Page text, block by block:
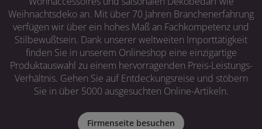
Weihnachtsdeko an. Mit über 70 Jahren Branchenerfahrung
verfügen wir über ein hohes Maß an Fachkompetenz und
Stilbewußtsein. Dank unserer weltweiten Importtätigkeit
finden Sie in unserem Onlineshop eine einzigartige
Produktauswahl zu einem hervorragenden Preis-Leistungs-
Verhältnis. Gehen Sie auf Entdeckungsreise und stöbern
Sie in über 5000 ausgesuchten Online-Artikeln.
Firmenseite besuchen